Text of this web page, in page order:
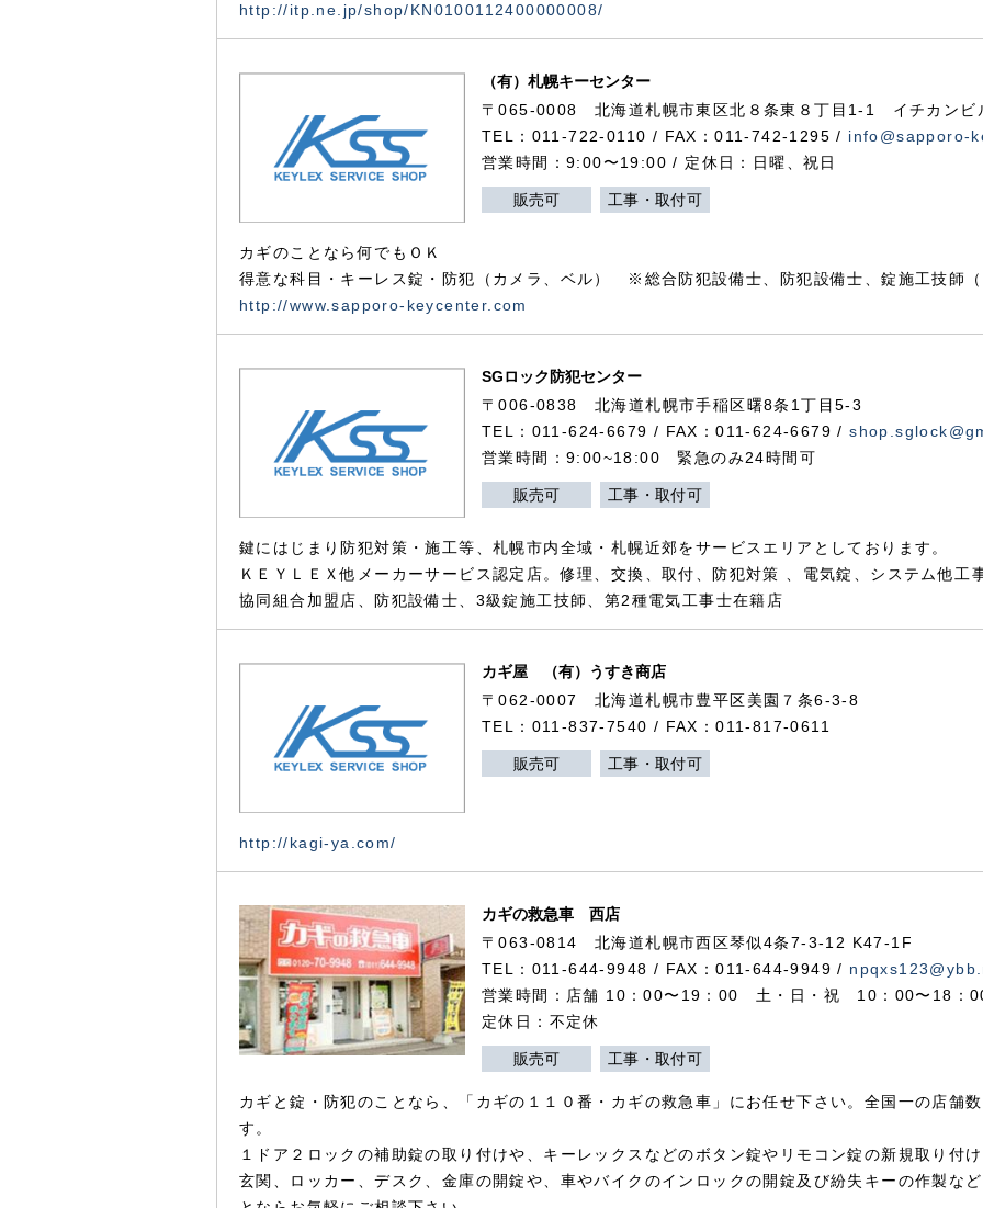
http://itp.ne.jp/shop/KN0100112400000008/
（有）札幌キーセンター
〒065-0008 北海道札幌市東区北８条東８丁目1-1 イチカンビ
TEL：011-722-0110 / FAX：011-742-1295 / info@sapporo-
営業時間：9:00〜19:00 / 定休日：日曜、祝日
販売可 工事・取付可
カギのことなら何でもＯＫ
得意な科目・キーレス錠・防犯（カメラ、ベル） ※総合防犯設備士、防犯設備士、錠施工技師
http://www.sapporo-keycenter.com
SGロック防犯センター
〒006-0838 北海道札幌市手稲区曙8条1丁目5-3
TEL：011-624-6679 / FAX：011-624-6679 /
営業時間：9:00~18:00 緊急のみ24時間可
販売可 工事・取付可
鍵にはじまり防犯対策・施工等、札幌市内全域・札幌近郊をサービスエリアとしております。
ＫＥＹＬＥＸ他メーカーサービス認定店。修理、交換、取付、防犯対策 、電気錠、システム他工
協同組合加盟店、防犯設備士、3級錠施工技師、第2種電気工事士在籍店
カギ屋 （有）うすき商店
〒062-0007 北海道札幌市豊平区美園７条6-3-8
TEL：011-837-7540 / FAX：011-817-0611
販売可 工事・取付可
http://kagi-ya.com/
カギの救急車 西店
〒063-0814 北海道札幌市西区琴似4条7-3-12 K47-1F
TEL：011-644-9948 / FAX：011-644-9949 /
営業時間：店舗 10：00〜19：00 土・日・祝 10：00〜18：
定休日：不定休
販売可 工事・取付可
カギと錠・防犯のことなら、「カギの１１０番・カギの救急車」にお任せ下さい。全国一の店舗
す。
１ドア２ロックの補助錠の取り付けや、キーレックスなどのボタン錠やリモコン錠の新規取り付
玄関、ロッカー、デスク、金庫の開錠や、車やバイクのインロックの開錠及び紛失キーの作製な